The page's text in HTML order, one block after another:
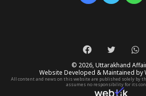
Facebook
Twitter
© 2026,Uttarakhand
Website Developed & Maintained by
All content and news on this website are published solely by
assumes no responsibility for its